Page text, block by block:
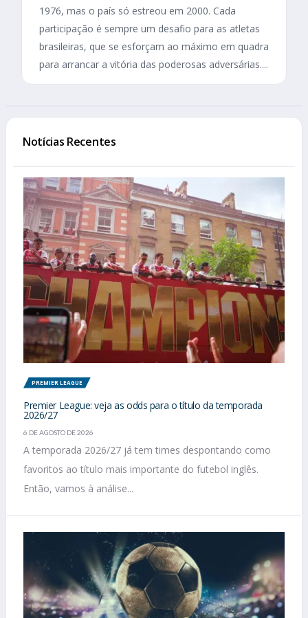
1976, mas o país só estreou em 2000. Cada
participação é sempre um desafio para as atletas
brasileiras, que se esforçam ao máximo em quadra
para arrancar a vitória das poderosas adversárias....
Notícias Recentes
PREMIER LEAGUE
Premier League: veja as odds para o título da temporada
2026/27
6 DE AGOSTO DE 2026
A temporada 2026/27 já tem times despontando como
favoritos ao título mais importante do futebol inglês.
Então, vamos à análise...